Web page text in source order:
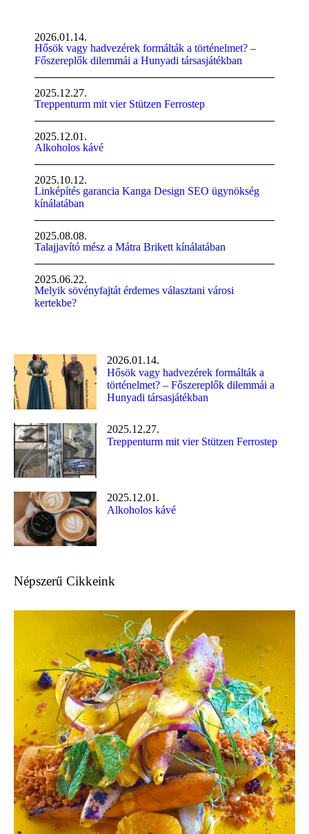
Hősök vagy hadvezérek formálták a történelmet? –
Főszereplők dilemmái a Hunyadi társasjátékban
2026.01.14.
Treppenturm mit vier Stützen Ferrostep
2025.12.27.
Alkoholos kávé
2025.12.01.
Linképítés garancia Kanga Design SEO ügynökség
kínálatában
2025.10.12.
Talajjavító mész a Mátra Brikett kínálatában
2025.08.08.
Melyik sövényfajtát érdemes választani városi
kertekbe?
2025.06.22.
2026.01.14.
Hősök vagy hadvezérek formálták a
történelmet? – Főszereplők dilemmái a
Hunyadi társasjátékban
2025.12.27.
Treppenturm mit vier Stützen Ferrostep
2025.12.01.
Alkoholos kávé
Népszerű Cikkeink